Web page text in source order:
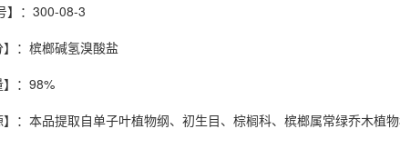
】：300-08-3
】：槟榔碱氢溴酸盐
】：98%
】：本品提取自单子叶植物纲、初生目、棕榈科、槟榔属常绿乔木植